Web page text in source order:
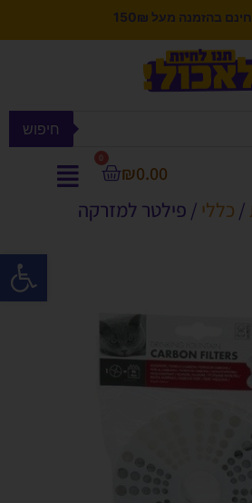
פתח
בהזמנה מעל 150₪
חיפוש
₪0.00
0
/ כללי / פילטר למזרקה